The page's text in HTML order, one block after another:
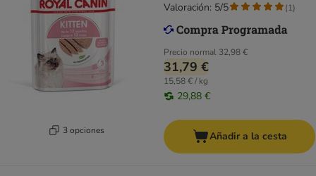
3 opciones
Precio normal 32,98 €
31,79 €
15,58 € / kg
29,88 €
Valoración: 5/5 (1)
Añadir a la cesta